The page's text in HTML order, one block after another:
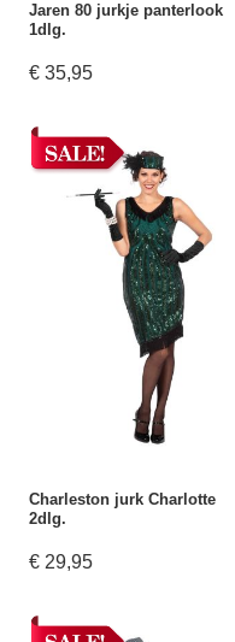
Jaren 80 jurkje panterlook
1dlg.
€ 35,95
Charleston jurk Charlotte
2dlg.
€ 29,95